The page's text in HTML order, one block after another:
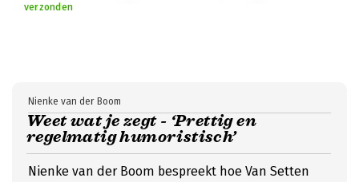
verzonden
Weet wat je zegt - ‘Prettig en
regelmatig humoristisch’
Nienke van der Boom
Nienke van der Boom bespreekt hoe Van Setten